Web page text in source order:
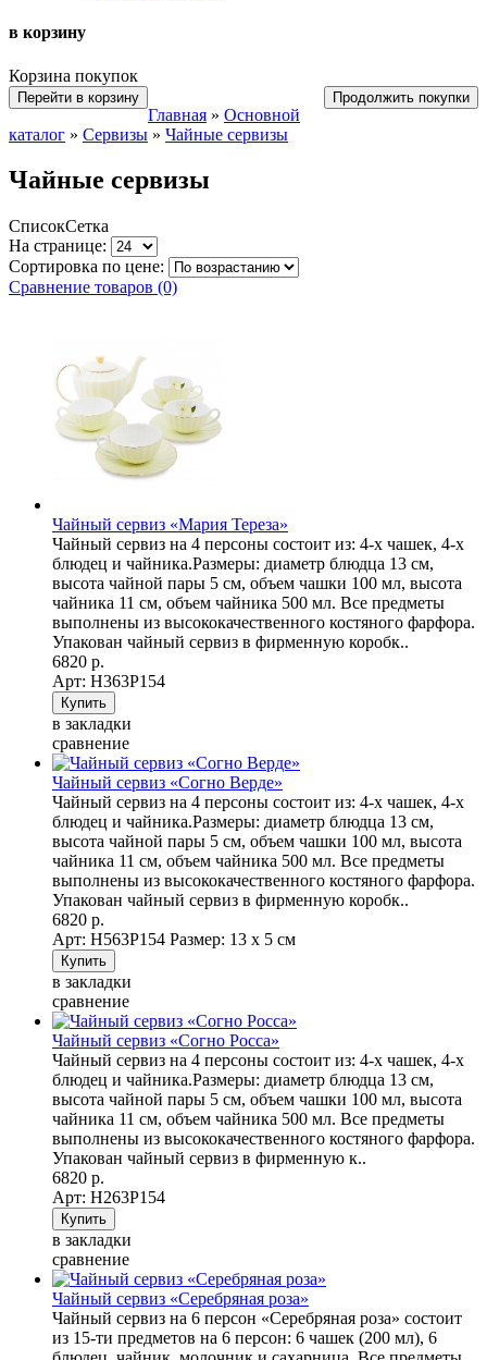
в корзину
Корзина покупок
Перейти в корзину Продолжить покупки
Главная » Основной
каталог » Cервизы » Чайные сервизы
Чайные сервизы
СписокСетка
На странице:
Сортировка по цене:
Сравнение товаров (0)
Чайный сервиз «Мария Тереза»
Чайный сервиз на 4 персоны состоит из: 4-х чашек, 4-х
блюдец и чайника.Размеры: диаметр блюдца 13 см,
высота чайной пары 5 см, объем чашки 100 мл, высота
чайника 11 см, объем чайника 500 мл. Все предметы
выполнены из высококачественного костяного фарфора.
Упакован чайный сервиз в фирменную коробк..
6820 р.
Арт: Н363Р154
в закладки
сравнение
Чайный сервиз «Согно Верде»
Чайный сервиз на 4 персоны состоит из: 4-х чашек, 4-х
блюдец и чайника.Размеры: диаметр блюдца 13 см,
высота чайной пары 5 см, объем чашки 100 мл, высота
чайника 11 см, объем чайника 500 мл. Все предметы
выполнены из высококачественного костяного фарфора.
Упакован чайный сервиз в фирменную коробк..
6820 р.
Арт: Н563Р154 Размер: 13 х 5 см
в закладки
сравнение
Чайный сервиз «Согно Росса»
Чайный сервиз на 4 персоны состоит из: 4-х чашек, 4-х
блюдец и чайника.Размеры: диаметр блюдца 13 см,
высота чайной пары 5 см, объем чашки 100 мл, высота
чайника 11 см, объем чайника 500 мл. Все предметы
выполнены из высококачественного костяного фарфора.
Упакован чайный сервиз в фирменную к..
6820 р.
Арт: Н263Р154
в закладки
сравнение
Чайный сервиз «Серебряная роза»
Чайный сервиз на 6 персон «Серебряная роза» состоит
из 15-ти предметов на 6 персон: 6 чашек (200 мл), 6